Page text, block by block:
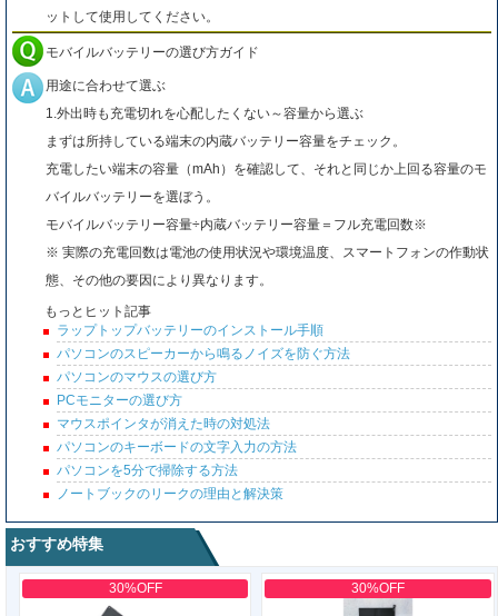
ットして使用してください。
モバイルバッテリーの選び方ガイド
用途に合わせて選ぶ
1.外出時も充電切れを心配したくない～容量から選ぶ
まずは所持している端末の内蔵バッテリー容量をチェック。
充電したい端末の容量（mAh）を確認して、それと同じか上回る容量のモ
バイルバッテリーを選ぼう。
モバイルバッテリー容量÷内蔵バッテリー容量＝フル充電回数※
※ 実際の充電回数は電池の使用状況や環境温度、スマートフォンの作動状
態、その他の要因により異なります。
もっとヒット記事
ラップトップバッテリーのインストール手順
パソコンのスピーカーから鳴るノイズを防ぐ方法
パソコンのマウスの選び方
PCモニターの選び方
マウスポインタが消えた時の対処法
パソコンのキーボードの文字入力の方法
パソコンを5分で掃除する方法
ノートブックのリークの理由と解決策
おすすめ特集
30%OFF 30%OFF